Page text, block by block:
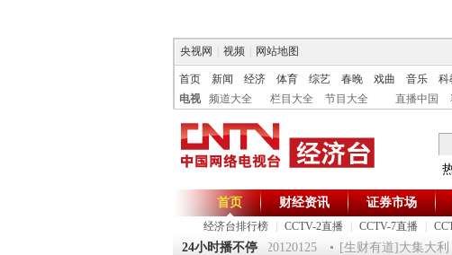
央视网
视频 网站地图
首页 新闻 经济 体育 综艺 春晚 戏曲 音乐 科
电视
频道大全 栏目大全 节目大全 直播中国
首页
经济台排行榜 CCTV-2直播 CCTV-7直播
财经资讯 证券市场
24小时播不停
《第一时间》 20120125 [生财有道]大集大利